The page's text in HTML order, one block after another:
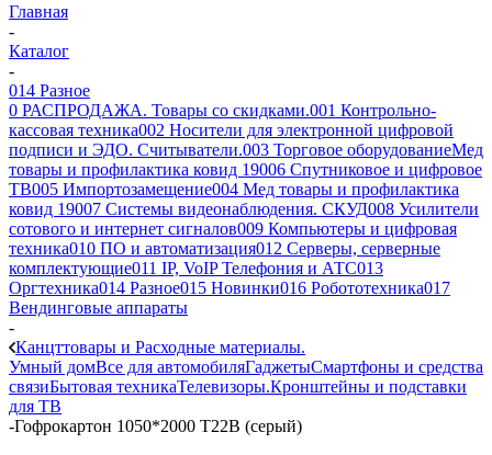
Главная
-
Каталог
-
014 Разное
0 РАСПРОДАЖА. Товары со скидками.001 Контрольно-
кассовая техника002 Носители для электронной цифровой
подписи и ЭДО. Считыватели.003 Торговое оборудованиеМед
товары и профилактика ковид 19006 Спутниковое и цифровое
ТВ005 Импортозамещение004 Мед товары и профилактика
ковид 19007 Системы видеонаблюдения. СКУД008 Усилители
сотового и интернет сигналов009 Компьютеры и цифровая
техника010 ПО и автоматизация012 Серверы, серверные
комплектующие011 IP, VoIP Телефония и АТС013
Оргтехника014 Разное015 Новинки016 Робототехника017
Вендинговые аппараты
-
Канцттовары и Расходные материалы.
Умный домВсе для автомобиляГаджетыСмартфоны и средства
связиБытовая техникаТелевизоры.Кронштейны и подставки
для ТВ
-Гофрокартон 1050*2000 Т22В (серый)